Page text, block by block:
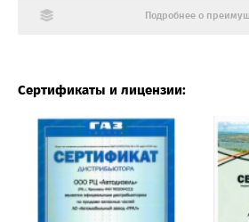
Подробнее о
Сертификаты и лицензии: